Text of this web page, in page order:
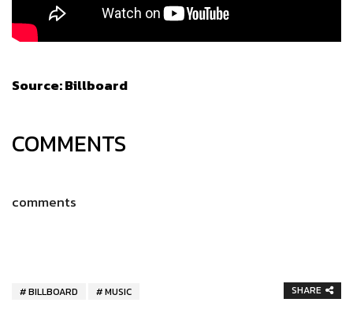
Source:Billboard
COMMENTS
comments
BILLBOARD MUSIC SHARE